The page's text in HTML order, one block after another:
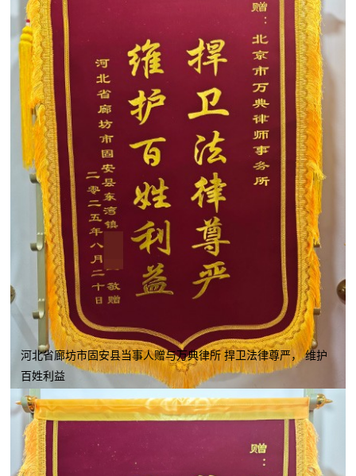
河北省廊坊市固安县当事人赠与万典律所 捍卫法律尊严， 维护
百姓利益